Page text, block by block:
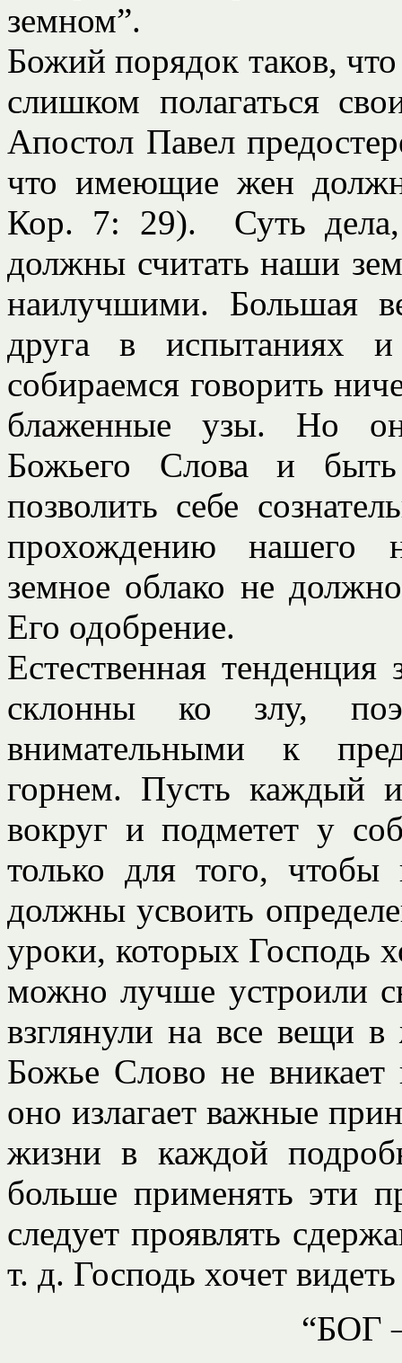
земном”.
Божий порядок таков,
слишком полагаться
Апостол Павел
что имеющие жен
Кор. 7: 29). Суть
должны считать наши
наилучшими. Большая
друга в испытаниях
собираемся говорить
блаженные узы. Но
Божьего Слова и
позволить себе
прохождению нашего
земное облако не
Его одобрение.
Естественная
склонны ко злу,
внимательными к
горнем. Пусть каждый
вокруг и подметет у
только для того,
должны усвоить
уроки, которых Господь
можно лучше устроили
взглянули на все вещи
Божье Слово не
оно излагает важные
жизни в каждой
больше применять эти
следует проявлять
т. д. Господь хочет
“БОГ